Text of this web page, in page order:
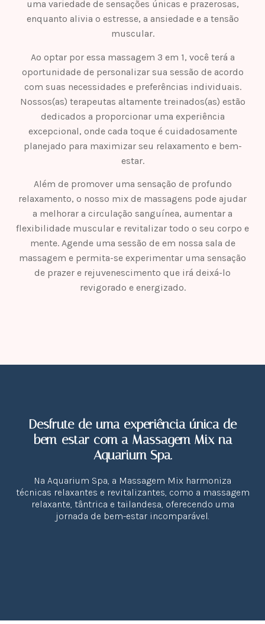
uma variedade de sensações únicas e prazerosas,
enquanto alivia o estresse, a ansiedade e a tensão
muscular.
Ao optar por essa massagem 3 em 1, você terá a
oportunidade de personalizar sua sessão de acordo
com suas necessidades e preferências individuais.
Nossos(as) terapeutas altamente treinados(as) estão
dedicados a proporcionar uma experiência
excepcional, onde cada toque é cuidadosamente
planejado para maximizar seu relaxamento e bem-
estar.
Além de promover uma sensação de profundo
relaxamento, o nosso mix de massagens pode ajudar
a melhorar a circulação sanguínea, aumentar a
flexibilidade muscular e revitalizar todo o seu corpo e
mente. Agende uma sessão de em nossa sala de
massagem e permita-se experimentar uma sensação
de prazer e rejuvenescimento que irá deixá-lo
revigorado e energizado.
Desfrute de uma experiência única de
bem-estar com a Massagem Mix na
Aquarium Spa.
Na Aquarium Spa, a Massagem Mix harmoniza
técnicas relaxantes e revitalizantes, como a massagem
relaxante, tântrica e tailandesa, oferecendo uma
jornada de bem-estar incomparável.